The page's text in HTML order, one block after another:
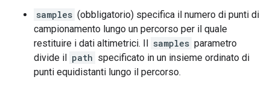
samples (obbligatorio) specifica il numero di punti di
campionamento lungo un percorso per il quale
restituire i dati altimetrici. Il
samples parametro
divide il
path specificato in un insieme ordinato di
punti equidistanti lungo il percorso.